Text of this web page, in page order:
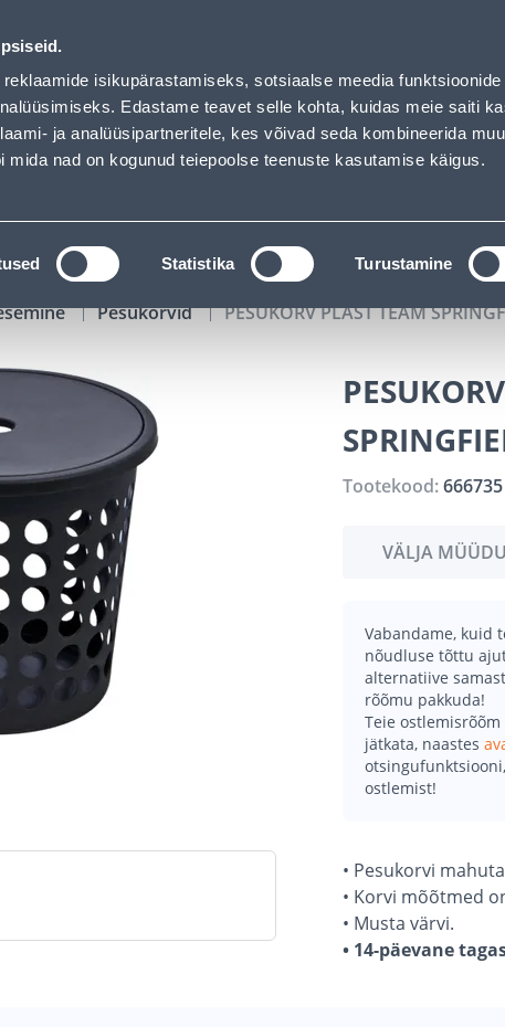
isikupärastamiseks, sotsiaalse meedia funktsioonide
Edastame teavet selle kohta, kuidas meie saiti
ja analüüsipartneritele, kes võivad seda kombineerida
mida nad on kogunud teiepoolse teenuste kasutamise käigus.
Statistika Turustamine
has loaded
Teenused Karjäärileht
OTSI Logi
KATALOOGID TÖÖRIISTALAENUTUS
Pesukorvid PESUKORV PLAST TEAM
Tootekood:666735
VÄLJA
Vabandame, kuid
nõudluse tõttu
alternatiive samast
rõõmu pakkuda!
Teie
jätkata, naastes
ostlemist!
• Pesukorvi
• Korvi mõõtmed
• Musta värvi.
• 14-päevane